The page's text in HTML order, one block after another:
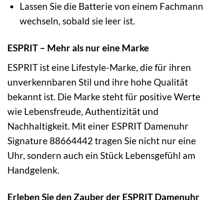
Lassen Sie die Batterie von einem Fachmann
wechseln, sobald sie leer ist.
ESPRIT – Mehr als nur eine Marke
ESPRIT ist eine Lifestyle-Marke, die für ihren
unverkennbaren Stil und ihre hohe Qualität
bekannt ist. Die Marke steht für positive Werte
wie Lebensfreude, Authentizität und
Nachhaltigkeit. Mit einer ESPRIT Damenuhr
Signature 88664442 tragen Sie nicht nur eine
Uhr, sondern auch ein Stück Lebensgefühl am
Handgelenk.
Erleben Sie den Zauber der ESPRIT Damenuhr